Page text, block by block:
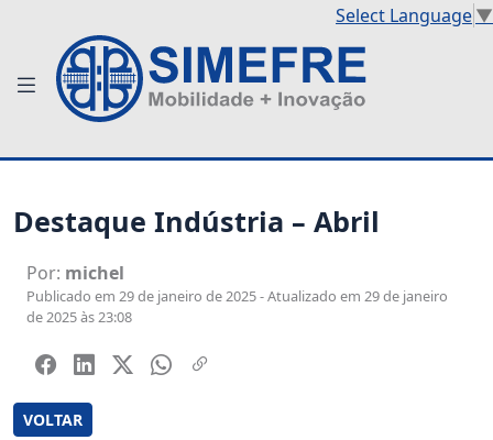
Select Language▼
Destaque Indústria – Abril
Por: michel
Publicado em 29 de janeiro de 2025 - Atualizado em 29 de janeiro
de 2025 às 23:08
VOLTAR